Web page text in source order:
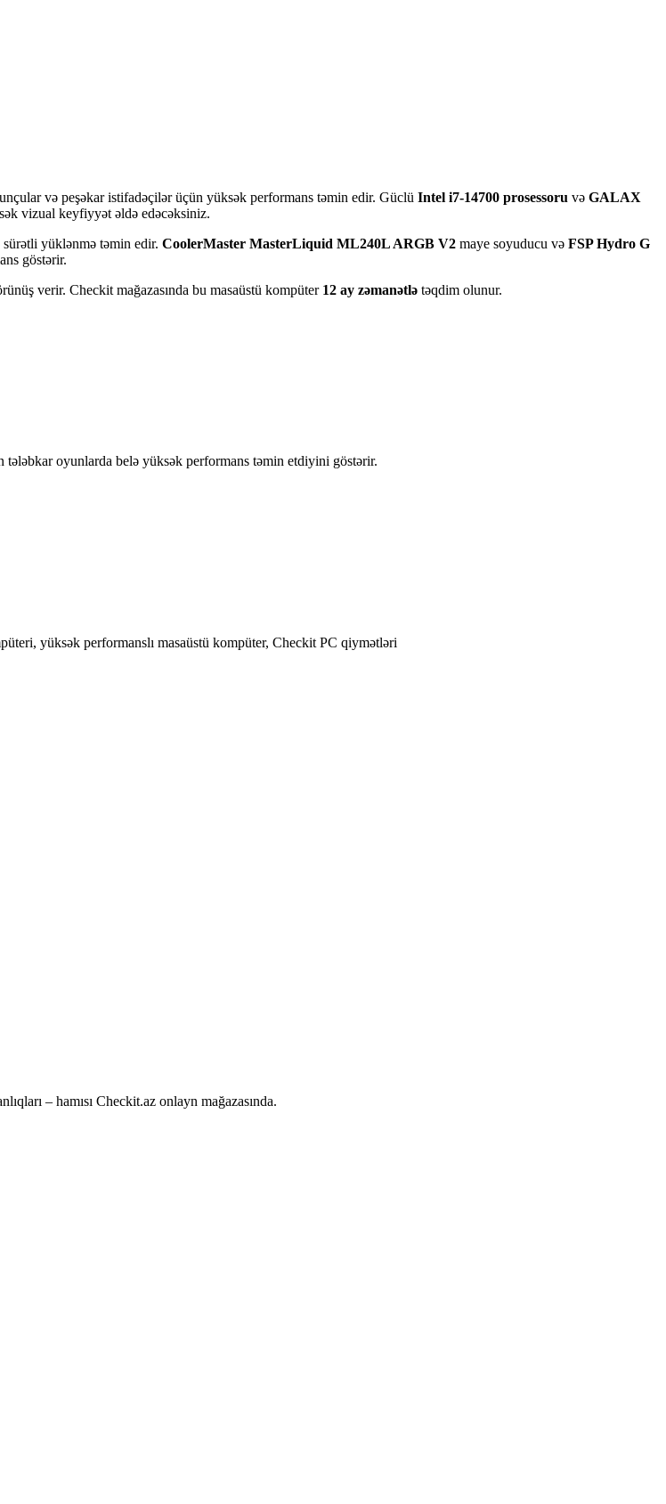
və peşəkar istifadəçilər üçün yüksək performans təmin edir. Güclü Intel i7-14700 prosessoru və GALAX
vizual keyfiyyət əldə edəcəksiniz.
yüklənmə təmin edir. CoolerMaster MasterLiquid ML240L ARGB V2 maye soyuducu və FSP Hydro G
göstərir.
verir. Checkit mağazasında bu masaüstü kompüter 12 ay zəmanətlə təqdim olunur.
tələbkar oyunlarda belə yüksək performans təmin etdiyini göstərir.
yüksək performanslı masaüstü kompüter, Checkit PC qiymətləri
– hamısı Checkit.az onlayn mağazasında.